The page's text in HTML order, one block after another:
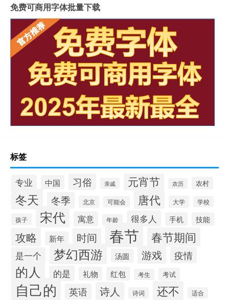
免费可商用字体批量下载
标签
专业 中国 习俗 亲戚 元宵节 农历 农村
冬天 冬季 北京 可能会 唐代 大学 学校
孩子 宋代 寓意 年龄 很多人 手机 技能
攻略 新年 时间 春节 春节期间
是一个 梦幻西游 汤圆 游戏 疫情
的人 的是 礼物 红包 考生 考试
自己的 英语 诗人 诗词 还不 适合